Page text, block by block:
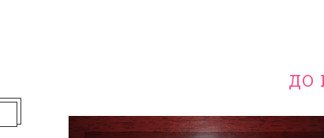
ДО